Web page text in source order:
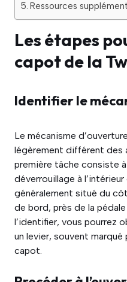
Ressources
Les étapes
capot de la
Identifier le
Le mécanisme
légèrement différent des
première tâche consiste
déverrouillage à
généralement situé du
de bord, près de la
l’identifier, vous pourrez
un levier, souvent
capot.